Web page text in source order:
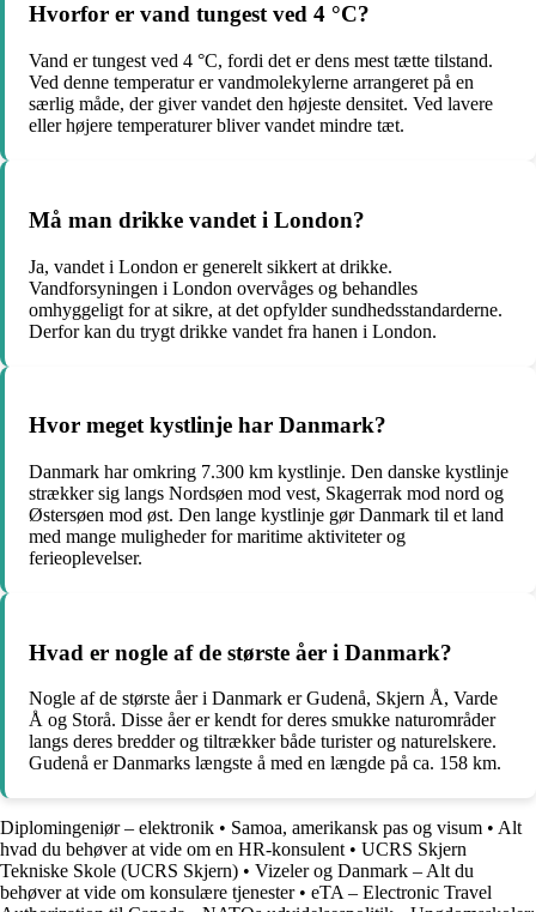
Hvorfor er vand tungest ved 4 °C?
Vand er tungest ved 4 °C, fordi det er dens mest tætte tilstand.
Ved denne temperatur er vandmolekylerne arrangeret på en
særlig måde, der giver vandet den højeste densitet. Ved lavere
eller højere temperaturer bliver vandet mindre tæt.
Må man drikke vandet i London?
Ja, vandet i London er generelt sikkert at drikke.
Vandforsyningen i London overvåges og behandles
omhyggeligt for at sikre, at det opfylder sundhedsstandarderne.
Derfor kan du trygt drikke vandet fra hanen i London.
Hvor meget kystlinje har Danmark?
Danmark har omkring 7.300 km kystlinje. Den danske kystlinje
strækker sig langs Nordsøen mod vest, Skagerrak mod nord og
Østersøen mod øst. Den lange kystlinje gør Danmark til et land
med mange muligheder for maritime aktiviteter og
ferieoplevelser.
Hvad er nogle af de største åer i Danmark?
Nogle af de største åer i Danmark er Gudenå, Skjern Å, Varde
Å og Storå. Disse åer er kendt for deres smukke naturområder
langs deres bredder og tiltrækker både turister og naturelskere.
Gudenå er Danmarks længste å med en længde på ca. 158 km.
Diplomingeniør – elektronik • Samoa, amerikansk pas og visum • Alt
hvad du behøver at vide om en HR-konsulent• UCRS Skjern
Tekniske Skole (UCRS Skjern) • Vizeler og Danmark – Alt du
behøver at vide om konsulære tjenester• eTA – Electronic Travel